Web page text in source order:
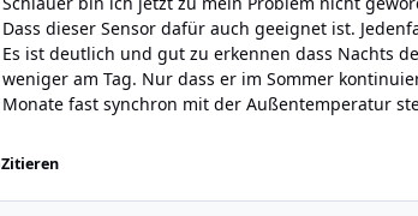
Dass dieser Sensor dafür auch geeignet ist.
Es ist deutlich und gut zu erkennen dass Nachts
weniger am Tag. Nur dass er im Sommer
Monate fast synchron mit der Außentemperatur
Zitieren